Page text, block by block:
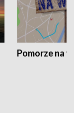
Pomorze na